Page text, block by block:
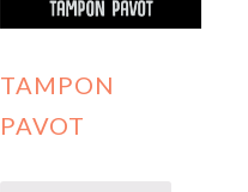
TAMPON
PAVOT